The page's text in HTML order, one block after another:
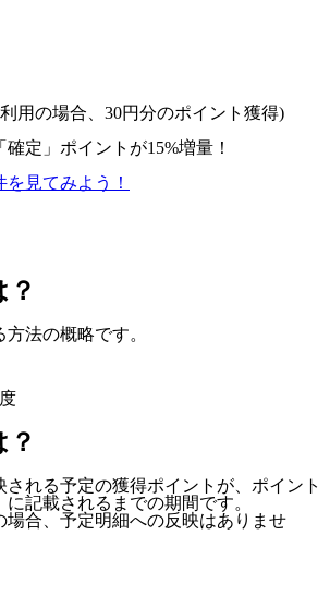
用の場合、 30円分のポイント獲得)
「確定」 ポイントが15%増量！
見てみよう！
法の概略です。
される予定の獲得ポイントが、ポイント
に記載されるまでの期間です。
場合、予定明細への反映はありませ